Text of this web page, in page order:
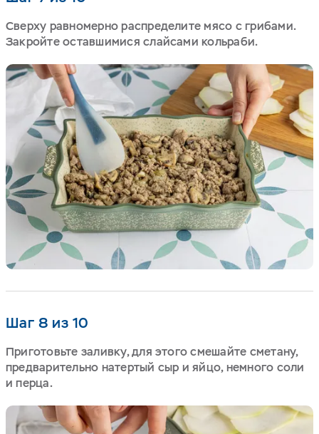
Сверху равномерно распределите мясо с грибами.
Закройте оставшимися слайсами кольраби.
Шаг 8 из 10
Приготовьте заливку, для этого смешайте сметану,
предварительно натертый сыр и яйцо, немного соли
и перца.